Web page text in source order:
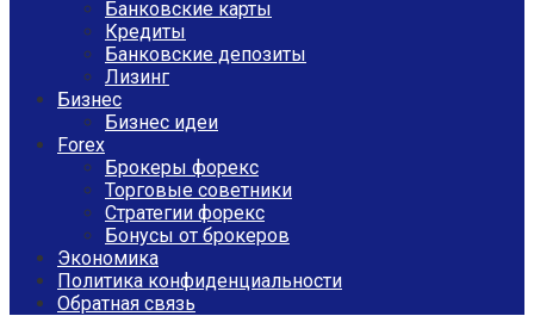
Банковские карты
Кредиты
Банковские депозиты
Лизинг
Бизнес
Бизнес идеи
Forex
Брокеры форекс
Торговые советники
Стратегии форекс
Бонусы от брокеров
Экономика
Политика конфиденциальности
Обратная связь